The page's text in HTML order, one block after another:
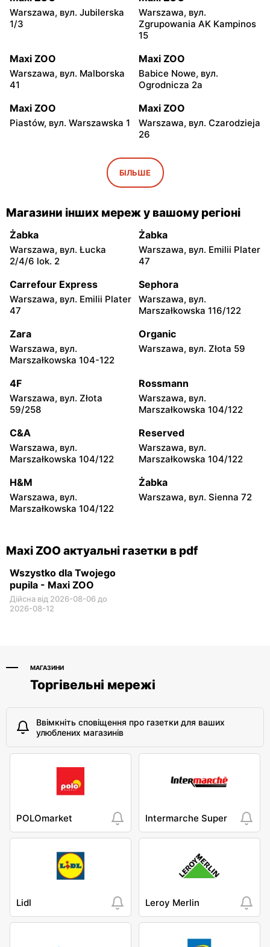
Warszawa, вул. Jubilerska
1/3
Warszawa, вул.
Zgrupowania AK Kampinos
15
Maxi ZOO
Warszawa, вул. Malborska
41
Maxi ZOO
Babice Nowe, вул.
Ogrodnicza 2a
Maxi ZOO
Piastów, вул. Warszawska 1
Maxi ZOO
Warszawa, вул. Czarodzieja
26
Łomianki, вул. Brukowa 25
Maxi ZOO
Janki, вул. pl. Szwedzki 3
Piaseczno, вул. Okulickiego
Nowa Wieś, вул. Brzozowa
85
Maxi ZOO
Jabłonna, вул. Akademijna
Maxi ZOO
Wołomin, вул. Geodetów 2
Maxi ZOO
Otwock, вул. Płk. Ryszarda
Maxi ZOO
Milanówek, вул.
Maxi ZOO
Grodzisk Mazowiecki, вул.
Maxi ZOO
Maxi ZOO
Sochaczew, вул. Wójtówka
Maxi ZOO
Radom, вул. Stanisława
Maxi ZOO
Radom, вул. Bolesława
Maxi ZOO
Płock, вул. Przemysłowa 1
Maxi ZOO
Ostrołęka, вул. Gen.
Maxi ZOO
БІЛЬШЕ
Магазини інших мереж у вашому регіоні
Żabka
Warszawa, вул. Łucka
2/4/6 lok. 2
Żabka
Warszawa, вул. Emilii Plater
47
Carrefour Express
Warszawa, вул. Emilii Plater
47
Sephora
Warszawa, вул.
Marszałkowska 116/122
Zara
Warszawa, вул.
Marszałkowska 104-122
Organic
Warszawa, вул. Złota 59
4F
Warszawa, вул. Złota
59/258
Rossmann
Warszawa, вул.
Marszałkowska 104/122
C&A
Warszawa, вул.
Marszałkowska 104/122
Reserved
Warszawa, вул.
Marszałkowska 104/122
H&M
Warszawa, вул.
Marszałkowska 104/122
Żabka
Warszawa, вул. Sienna 72
Maxi ZOO актуальні газетки в pdf
Wszystko dla Twojego
pupila - Maxi ZOO
Дійсна від 2026-08-06 до
2026-08-12
МАГАЗИНИ
Торгівельні мережі
Ввімкніть сповіщення про газетки для ваших
улюблених магазинів
POLOmarket Intermarche Super
Lidl Leroy Merlin